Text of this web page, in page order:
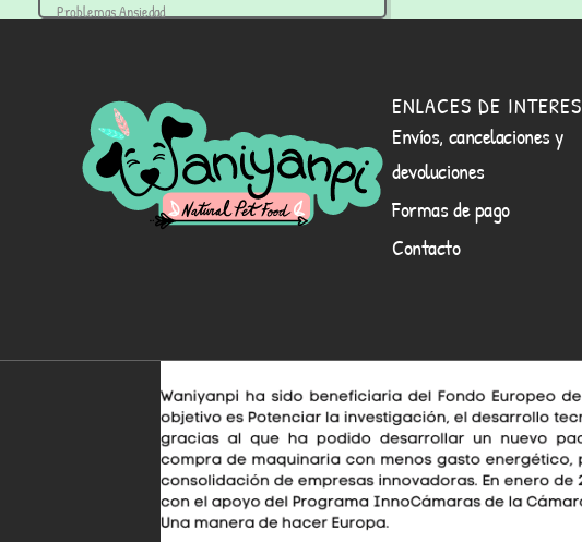
Problemas Ansiedad
ENLACES DE INTERES
Envíos, cancelaciones y
devoluciones
Formas de pago
Contacto